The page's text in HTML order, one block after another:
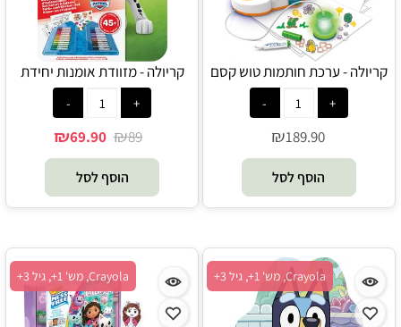
קריולה - ערכת חותמות טוש קסם
ואביזרים נוספים - Crayola
₪189.90
הוסף לסל
קריולה - מזוודת אומנות יחידת
החילוץ - Crayola
₪89
₪69.90
הוסף לסל
Crayola, מש' 1+, גיל 3+ Crayola, מש' 1+, גיל 3+